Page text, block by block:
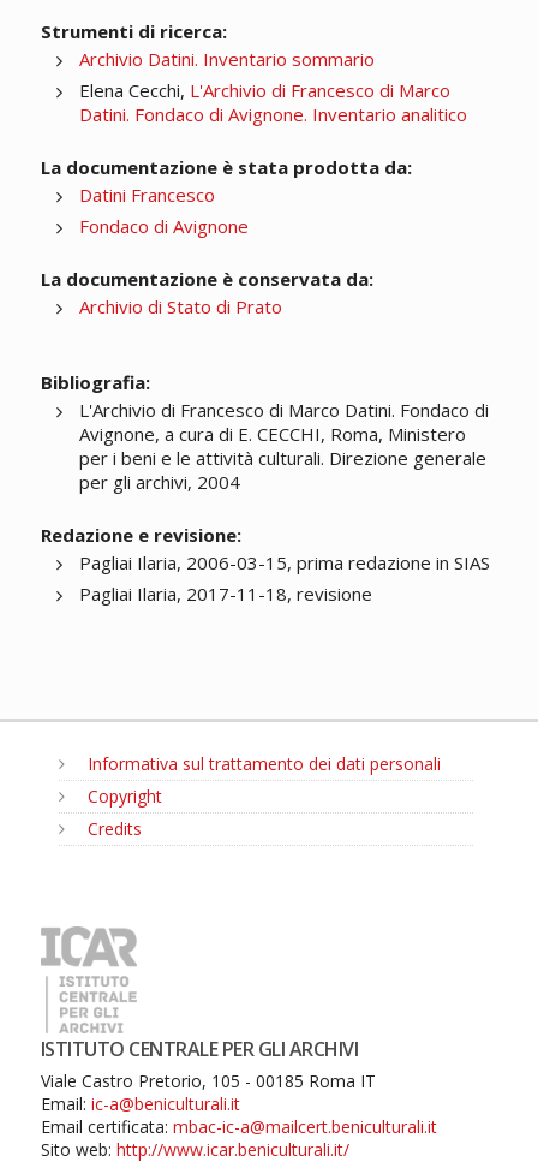
Strumenti di ricerca:
Archivio Datini. Inventario sommario
Elena Cecchi, L'Archivio di Francesco di Marco
Datini. Fondaco di Avignone. Inventario analitico
La documentazione è stata prodotta da:
Datini Francesco
Fondaco di Avignone
La documentazione è conservata da:
Archivio di Stato di Prato
Bibliografia:
L'Archivio di Francesco di Marco Datini. Fondaco di
Avignone, a cura di E. CECCHI, Roma, Ministero
per i beni e le attività culturali. Direzione generale
per gli archivi, 2004
Redazione e revisione:
Pagliai Ilaria, 2006-03-15, prima redazione in SIAS
Pagliai Ilaria, 2017-11-18, revisione
Informativa sul trattamento dei dati personali
Copyright
Credits
ISTITUTO CENTRALE PER GLI ARCHIVI
Viale Castro Pretorio, 105 - 00185 Roma IT
Email: ic-a@beniculturali.it
Email certificata: mbac-ic-a@mailcert.beniculturali.it
Sito web: http://www.icar.beniculturali.it/